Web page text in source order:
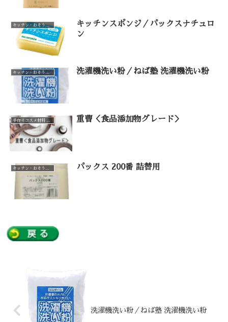
キッチン・おそうじ・お洗濯（カテゴリー一覧）
キッチンスポンジ／パックスナチュロ
ン
キッチン・おそうじ・お洗濯（カテゴリー一覧） 洗濯機洗い粉／ねば塾 洗濯機洗い粉
重曹＜食品添加物グレード＞
パックス 200番 詰替用
洗濯機洗い粉／ねば塾 洗濯機洗い粉